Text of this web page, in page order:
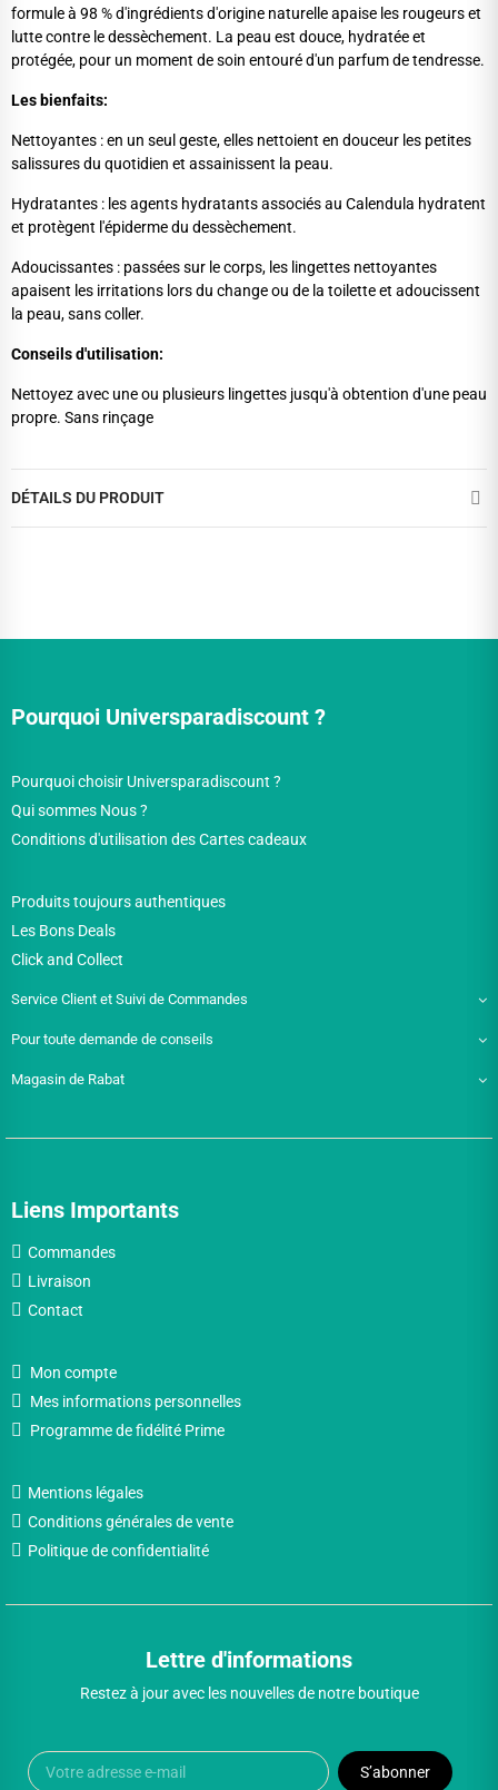
formule à 98 % d'ingrédients d'origine naturelle apaise les rougeurs et
lutte contre le dessèchement. La peau est douce, hydratée et
protégée, pour un moment de soin entouré d'un parfum de tendresse.
Les bienfaits:
Nettoyantes : en un seul geste, elles nettoient en douceur les petites
salissures du quotidien et assainissent la peau.
Hydratantes : les agents hydratants associés au Calendula hydratent
et protègent l'épiderme du dessèchement.
Adoucissantes : passées sur le corps, les lingettes nettoyantes
apaisent les irritations lors du change ou de la toilette et adoucissent
la peau, sans coller.
Conseils d'utilisation:
Nettoyez avec une ou plusieurs lingettes jusqu'à obtention d'une peau
propre. Sans rinçage
DÉTAILS DU PRODUIT
Pourquoi Universparadiscount ?
Pourquoi choisir Universparadiscount ?
Qui sommes Nous ?
Conditions d'utilisation des Cartes cadeaux
Produits toujours authentiques
Les Bons Deals
Click and Collect
Service Client et Suivi de Commandes
Pour toute demande de conseils
Magasin de Rabat
Liens Importants
Commandes
Livraison
Contact
Mon compte
Mes informations personnelles
Programme de fidélité Prime
Mentions légales
Conditions générales de vente
Politique de confidentialité
Lettre d'informations
Restez à jour avec les nouvelles de notre boutique
S’abonner